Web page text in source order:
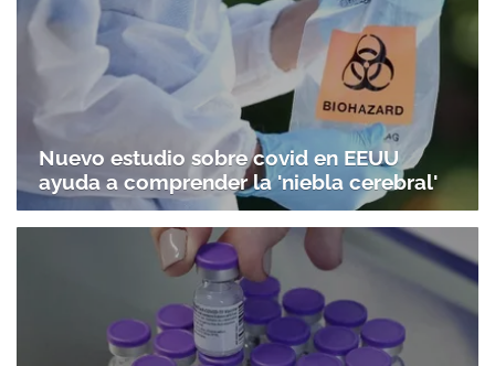
Nuevo estudio sobre covid en EEUU
ayuda a comprender la 'niebla cerebral'